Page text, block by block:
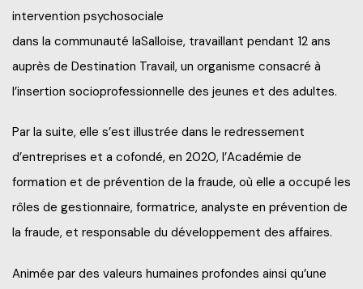
Urgence météo
intervention psychosociale
dans la communauté laSalloise, travaillant pendant 12 ans
auprès de Destination Travail, un organisme consacré à
l’insertion socioprofessionnelle des jeunes et des adultes.
Par la suite, elle s’est illustrée dans le redressement
d’entreprises et a cofondé, en 2020, l’Académie de
formation et de prévention de la fraude, où elle a occupé les
rôles de gestionnaire, formatrice, analyste en prévention de
la fraude, et responsable du développement des affaires.
Animée par des valeurs humaines profondes ainsi qu’une